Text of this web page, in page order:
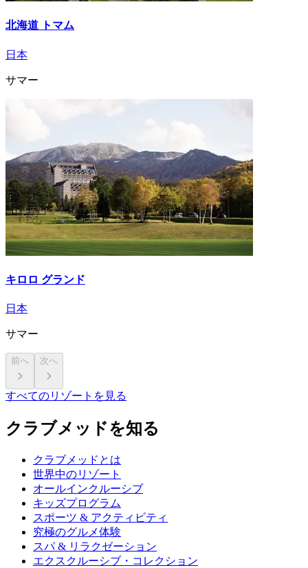
北海道 トマム
日本
サマー
キロロ グランド
日本
サマー
前へ 次へ
すべてのリゾートを見る
クラブメッドを知る
クラブメッドとは
世界中のリゾート
オールインクルーシブ
キッズプログラム
スポーツ & アクティビティ​
究極のグルメ体験
スパ & リラクゼーション
エクスクルーシブ・コレクション